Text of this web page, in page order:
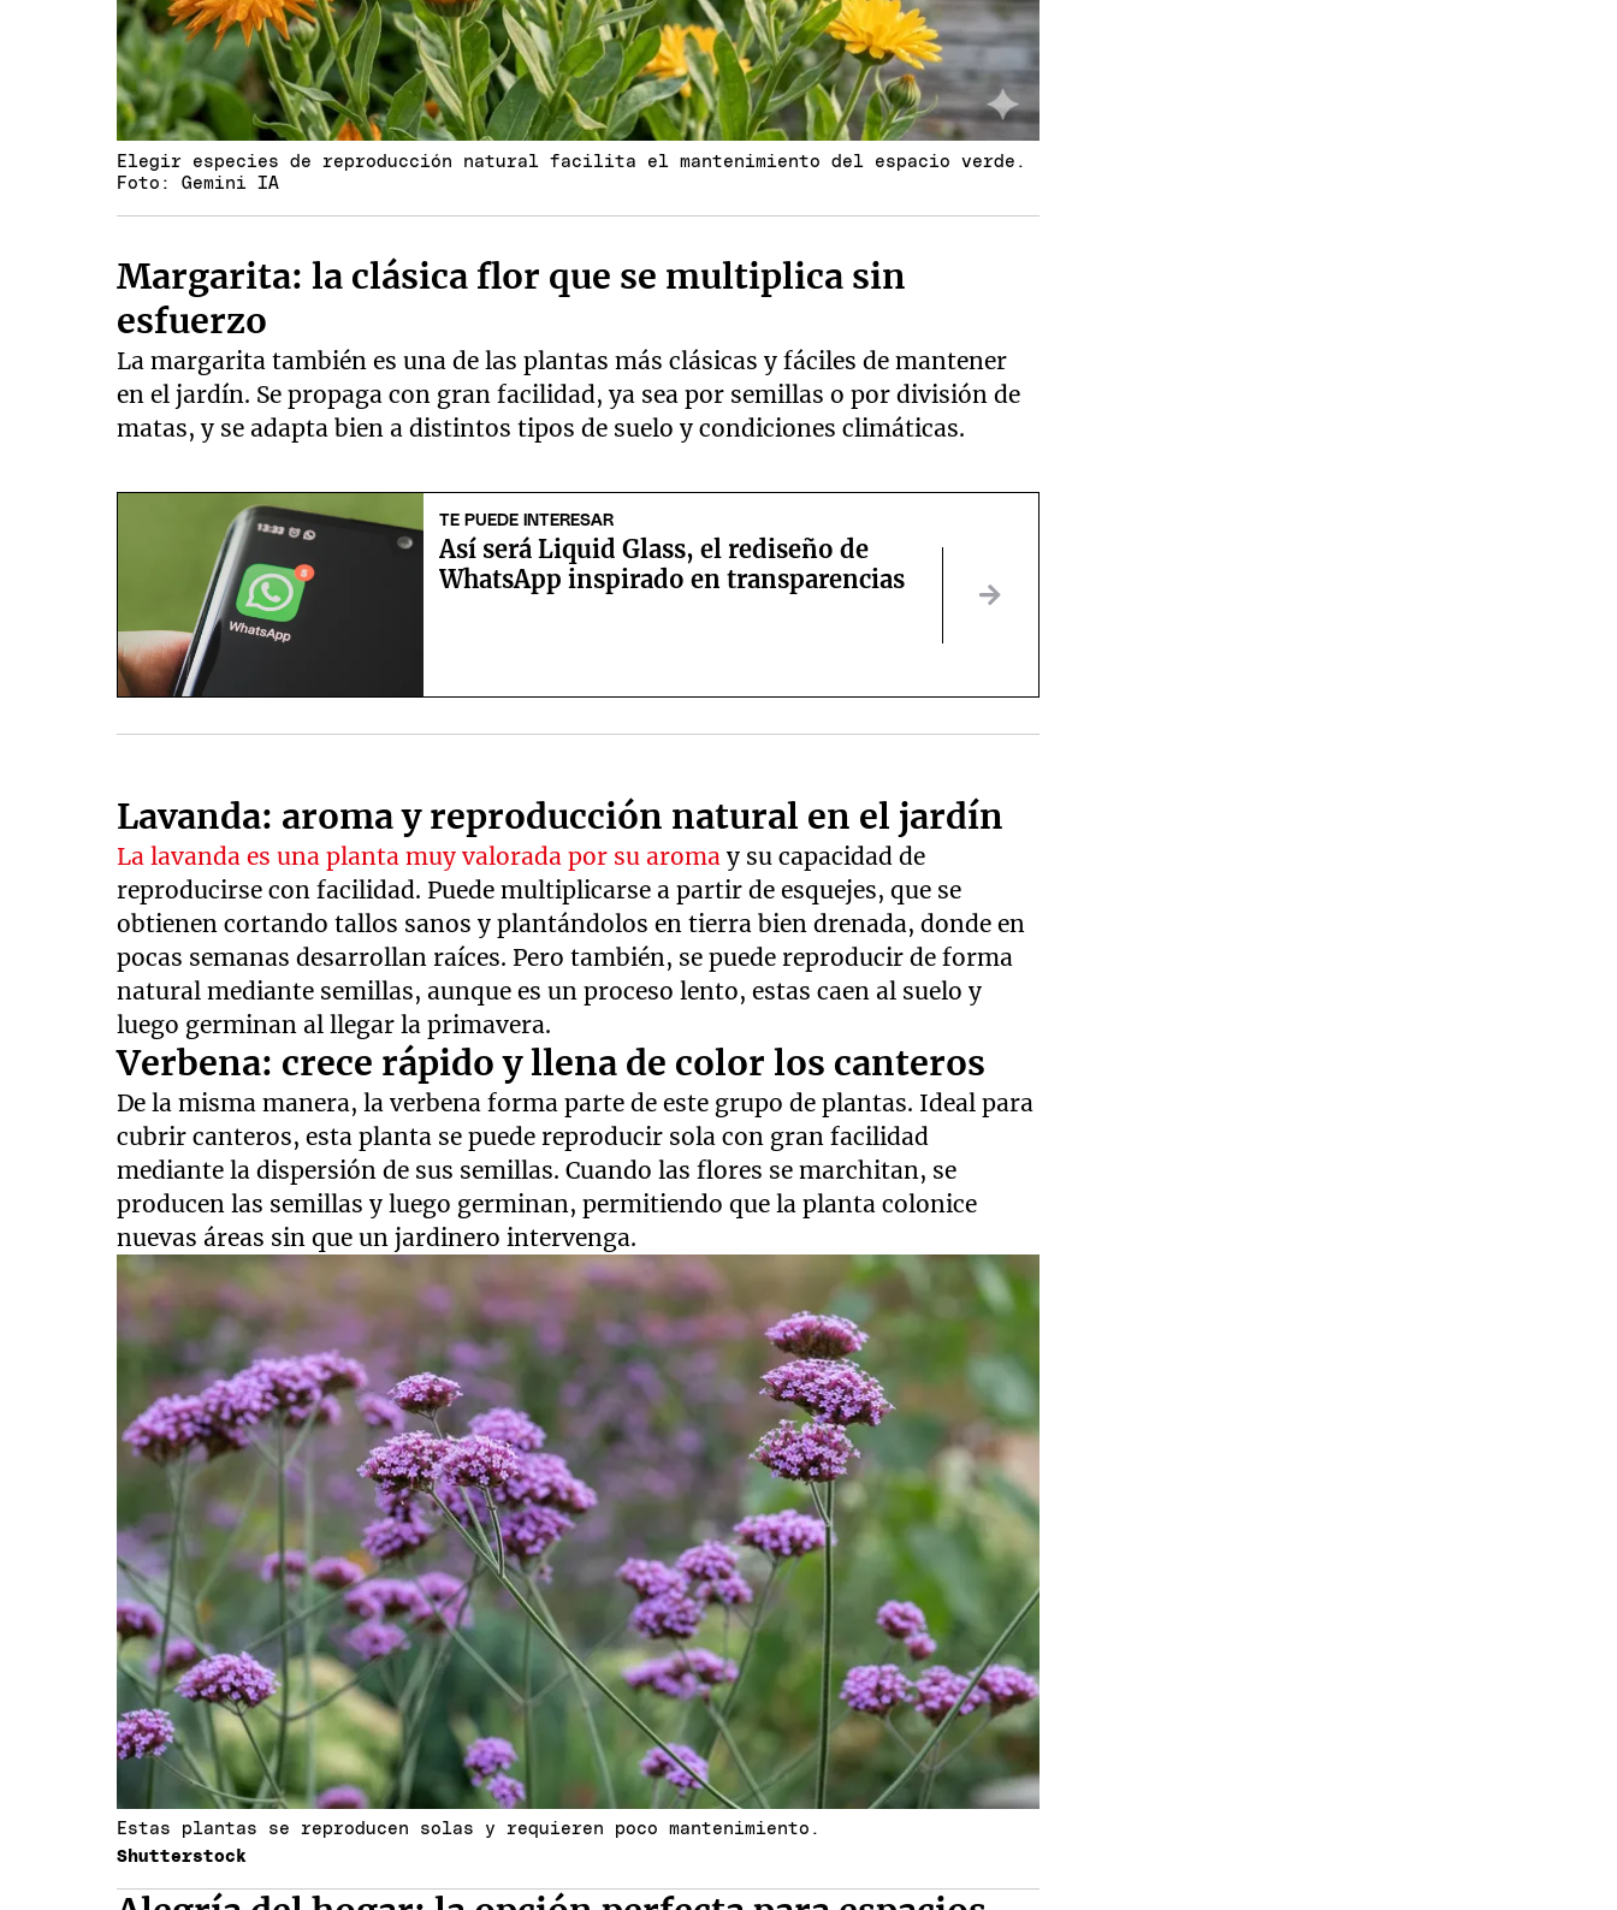
Elegir especies de reproducción natural facilita el mantenimiento del espacio verde.
Foto: Gemini IA
Margarita: la clásica flor que se multiplica sin
esfuerzo
La margarita también es una de las plantas más clásicas y fáciles de mantener
en el jardín. Se propaga con gran facilidad, ya sea por semillas o por división de
matas, y se adapta bien a distintos tipos de suelo y condiciones climáticas.
TE PUEDE INTERESAR
Así será Liquid Glass, el rediseño de
WhatsApp inspirado en transparencias
Lavanda: aroma y reproducción natural en el jardín
La lavanda es una planta muy valorada por su aroma y su capacidad de
reproducirse con facilidad. Puede multiplicarse a partir de esquejes, que se
obtienen cortando tallos sanos y plantándolos en tierra bien drenada, donde en
pocas semanas desarrollan raíces. Pero también, se puede reproducir de forma
natural mediante semillas, aunque es un proceso lento, estas caen al suelo y
luego germinan al llegar la primavera.
Verbena: crece rápido y llena de color los canteros
De la misma manera, la verbena forma parte de este grupo de plantas. Ideal para
cubrir canteros, esta planta se puede reproducir sola con gran facilidad
mediante la dispersión de sus semillas. Cuando las flores se marchitan, se
producen las semillas y luego germinan, permitiendo que la planta colonice
nuevas áreas sin que un jardinero intervenga.
Estas plantas se reproducen solas y requieren poco mantenimiento.
Shutterstock